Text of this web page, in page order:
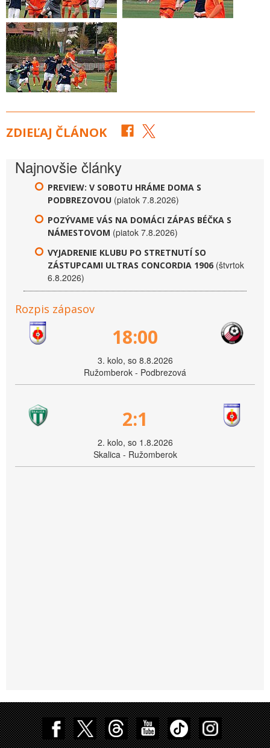
ZDIEĽAJ ČLÁNOK
Najnovšie články
PREVIEW: V SOBOTU HRÁME DOMA S
PODBREZOVOU (piatok 7.8.2026)
POZÝVAME VÁS NA DOMÁCI ZÁPAS BÉČKA S
NÁMESTOVOM (piatok 7.8.2026)
VYJADRENIE KLUBU PO STRETNUTÍ SO
ZÁSTUPCAMI ULTRAS CONCORDIA 1906 (štvrtok
6.8.2026)
Rozpis zápasov
18:00
3. kolo, so 8.8.2026
Ružomberok - Podbrezová
2:1
2. kolo, so 1.8.2026
Skalica - Ružomberok